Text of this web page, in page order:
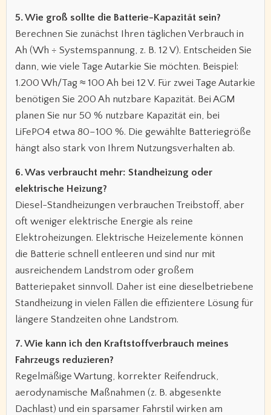
5. Wie groß sollte die Batterie-Kapazität sein?
Berechnen Sie zunächst Ihren täglichen Verbrauch in
Ah (Wh ÷ Systemspannung, z. B. 12 V). Entscheiden Sie
dann, wie viele Tage Autarkie Sie möchten. Beispiel:
1.200 Wh/Tag ≈ 100 Ah bei 12 V. Für zwei Tage Autarkie
benötigen Sie 200 Ah nutzbare Kapazität. Bei AGM
planen Sie nur 50 % nutzbare Kapazität ein, bei
LiFePO4 etwa 80–100 %. Die gewählte Batteriegröße
hängt also stark von Ihrem Nutzungsverhalten ab.
6. Was verbraucht mehr: Standheizung oder
elektrische Heizung?
Diesel-Standheizungen verbrauchen Treibstoff, aber
oft weniger elektrische Energie als reine
Elektroheizungen. Elektrische Heizelemente können
die Batterie schnell entleeren und sind nur mit
ausreichendem Landstrom oder großem
Batteriepaket sinnvoll. Daher ist eine dieselbetriebene
Standheizung in vielen Fällen die effizientere Lösung für
längere Standzeiten ohne Landstrom.
7. Wie kann ich den Kraftstoffverbrauch meines
Fahrzeugs reduzieren?
Regelmäßige Wartung, korrekter Reifendruck,
aerodynamische Maßnahmen (z. B. abgesenkte
Dachlast) und ein sparsamer Fahrstil wirken am